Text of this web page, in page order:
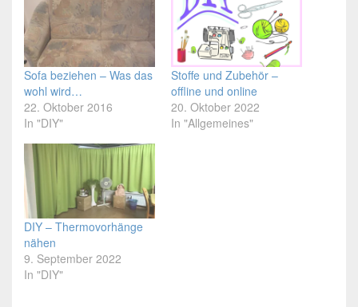
Sofa beziehen – Was das
wohl wird…
22. Oktober 2016
In "DIY"
Stoffe und Zubehör –
offline und online
20. Oktober 2022
In "Allgemeines"
DIY – Thermovorhänge
nähen
9. September 2022
In "DIY"